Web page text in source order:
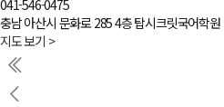
041-546-0475
충남 아산시 문화로 285 4층 탑시크릿국어학원
지도 보기 >